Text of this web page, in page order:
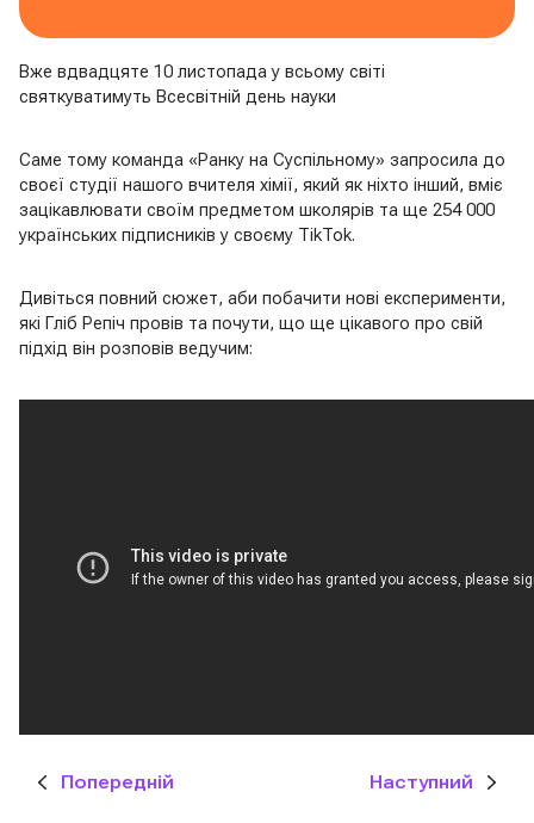
Вже вдвадцяте 10 листопада у всьому світі
святкуватимуть Всесвітній день науки
Саме тому команда «Ранку на Суспільному» запросила до
своєї студії нашого вчителя хімії, який як ніхто інший, вміє
зацікавлювати своїм предметом школярів та ще 254 000
українських підписників у своєму TikTok.
Дивіться повний сюжет, аби побачити нові експерименти,
які Гліб Репіч провів та почути, що ще цікавого про свій
підхід він розповів ведучим:
Попередній Наступний